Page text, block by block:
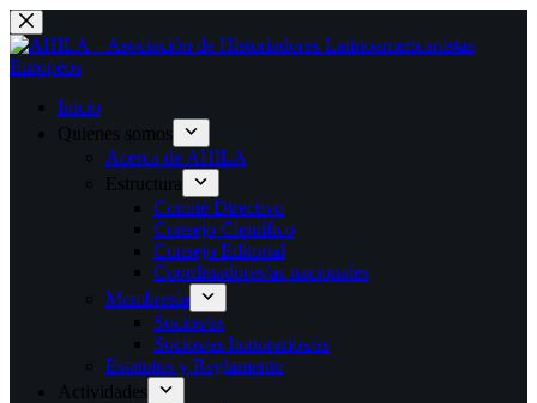
Saltar
al
contenido
Inicio
Quienes somos
Acerca de AHILA
Estructura
Comité Directivo
Consejo Científico
Consejo Editorial
Coordinadores/as nacionales
Membresía
Socios/as
Socios/as honorarios/as
Estatutos y Reglamento
Actividades